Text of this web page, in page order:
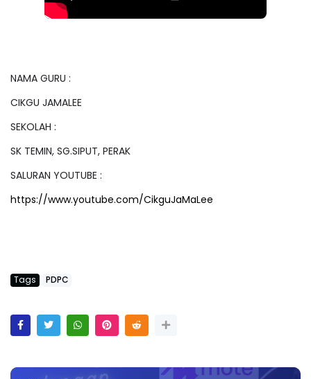
NAMA GURU :
CIKGU JAMALEE
SEKOLAH :
SK TEMIN, SG.SIPUT, PERAK
SALURAN YOUTUBE :
https://www.youtube.com/CikguJaMaLee
Tags PDPC